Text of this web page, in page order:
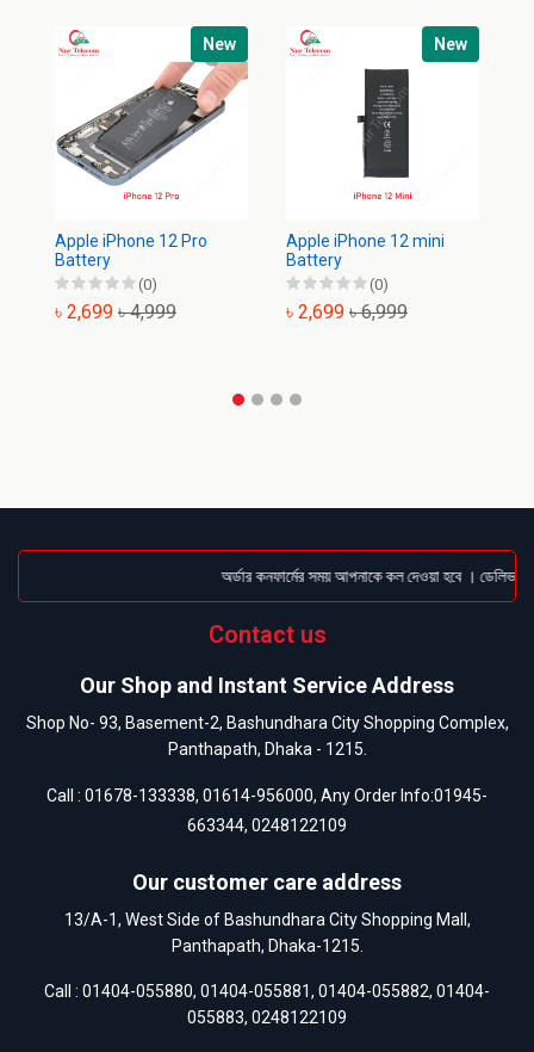
New
Apple iPhone 12 Pro
Battery
(0)
৳ 2,699 ৳ 4,999
New
Apple iPhone 12 mini
Battery
(0)
৳ 2,699 ৳ 6,999
অর্ডার কনফার্মের সময় আপনাকে কল দেওয়া হবে ।
Contact us
Our Shop and Instant Service Address
Shop No- 93, Basement-2, Bashundhara City Shopping Complex,
Panthapath, Dhaka - 1215.
Call : 01678-133338, 01614-956000, Any Order Info:01945-
663344, 0248122109
Our customer care address
13/A-1, West Side of Bashundhara City Shopping Mall,
Panthapath, Dhaka-1215.
Call : 01404-055880, 01404-055881, 01404-055882, 01404-
055883, 0248122109